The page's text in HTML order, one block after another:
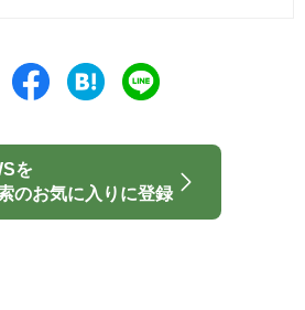
を
のお気に入りに登録